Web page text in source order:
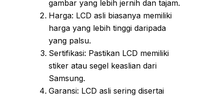
gambar yang lebih jernih dan tajam.
Harga: LCD asli biasanya memiliki
harga yang lebih tinggi daripada
yang palsu.
Sertifikasi: Pastikan LCD memiliki
stiker atau segel keaslian dari
Samsung.
Garansi: LCD asli sering disertai